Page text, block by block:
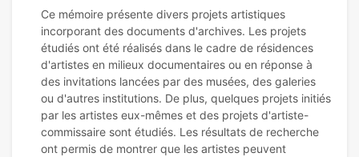
Ce mémoire présente divers projets artistiques
incorporant des documents d'archives. Les projets
étudiés ont été réalisés dans le cadre de résidences
d'artistes en milieux documentaires ou en réponse à
des invitations lancées par des musées, des galeries
ou d'autres institutions. De plus, quelques projets initiés
par les artistes eux-mêmes et des projets d'artiste-
commissaire sont étudiés. Les résultats de recherche
ont permis de montrer que les artistes peuvent